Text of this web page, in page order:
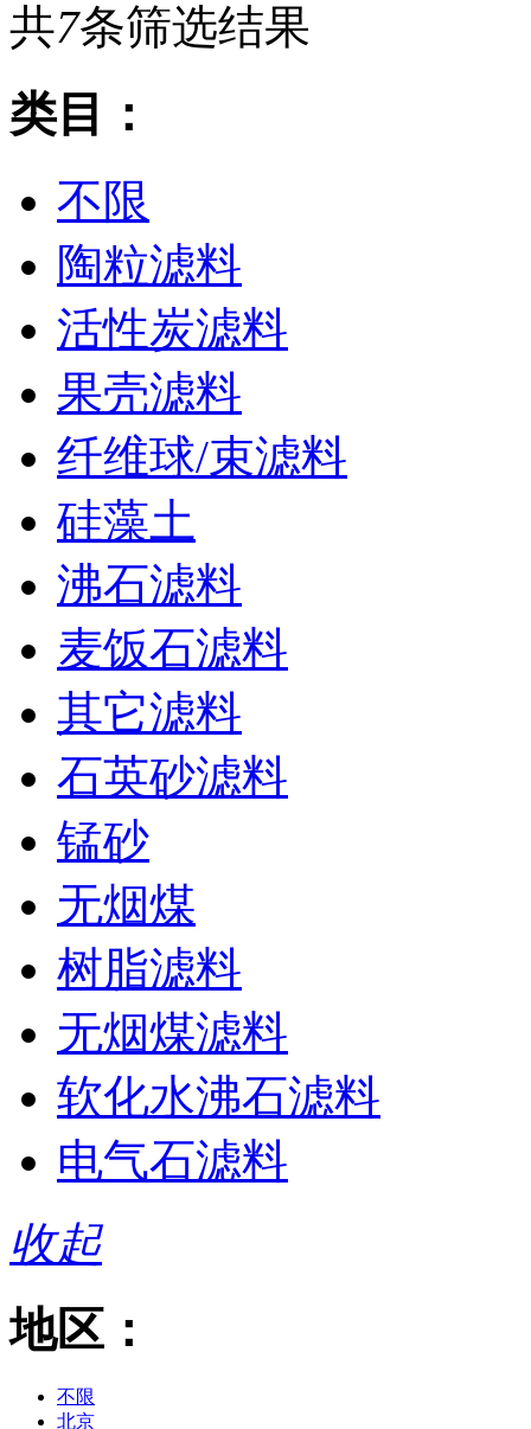
共7条筛选结果
类目：
不限
陶粒滤料
活性炭滤料
果壳滤料
纤维球/束滤料
硅藻土
沸石滤料
麦饭石滤料
其它滤料
石英砂滤料
锰砂
无烟煤
树脂滤料
无烟煤滤料
软化水沸石滤料
电气石滤料
收起
地区：
不限
北京